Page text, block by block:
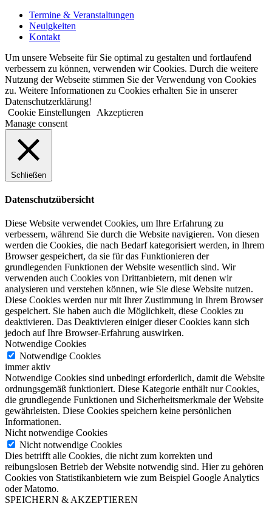
Termine & Veranstaltungen
Neuigkeiten
Kontakt
Um unsere Webseite für Sie optimal zu gestalten und fortlaufend
verbessern zu können, verwenden wir Cookies. Durch die weitere
Nutzung der Webseite stimmen Sie der Verwendung von Cookies
zu. Weitere Informationen zu Cookies erhalten Sie in unserer
Datenschutzerklärung!
Cookie Einstellungen
Akzeptieren
Manage consent
Schließen
Datenschutzübersicht
Diese Website verwendet Cookies, um Ihre Erfahrung zu
verbessern, während Sie durch die Website navigieren. Von diesen
werden die Cookies, die nach Bedarf kategorisiert werden, in Ihrem
Browser gespeichert, da sie für das Funktionieren der
grundlegenden Funktionen der Website wesentlich sind. Wir
verwenden auch Cookies von Drittanbietern, mit denen wir
analysieren und verstehen können, wie Sie diese Website nutzen.
Diese Cookies werden nur mit Ihrer Zustimmung in Ihrem Browser
gespeichert. Sie haben auch die Möglichkeit, diese Cookies zu
deaktivieren. Das Deaktivieren einiger dieser Cookies kann sich
jedoch auf Ihre Browser-Erfahrung auswirken.
Notwendige Cookies
Notwendige Cookies
immer aktiv
Notwendige Cookies sind unbedingt erforderlich, damit die Website
ordnungsgemäß funktioniert. Diese Kategorie enthält nur Cookies,
die grundlegende Funktionen und Sicherheitsmerkmale der Website
gewährleisten. Diese Cookies speichern keine persönlichen
Informationen.
Nicht notwendige Cookies
Nicht notwendige Cookies
Dies betrifft alle Cookies, die nicht zum korrekten und
reibungslosen Betrieb der Website notwendig sind. Hier zu gehören
Cookies von Statistikanbietern wie zum Beispiel Google Analytics
oder Matomo.
SPEICHERN & AKZEPTIEREN